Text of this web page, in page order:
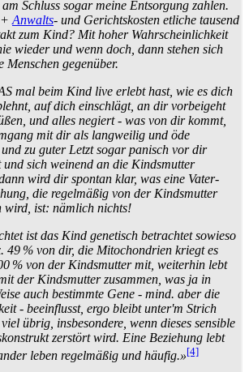
Schluss sogar meine Entsorgung zahlen.
+ Anwalts- und Gerichts­kosten etliche tausend
zum Kind? Mit hoher Wahrscheinlichkeit
wieder und wenn doch, dann stehen sich
Menschen gegenüber.
mal beim Kind live erlebt hast, wie es dich
auf dich einschlägt, an dir vorbeigeht
und alles negiert - was von dir kommt,
mit dir als langweilig und öde
zu guter Letzt sogar panisch vor dir
und sich weinend an die Kindsmutter
wird dir spontan klar, was eine Vater-
die regelmäßig von der Kindsmutter
wird, ist: nämlich nichts!
ist das Kind genetisch betrachtet sowieso
49 % von dir, die Mitochondrien kriegt es
% von der Kindsmutter mit, weiterhin lebt
der Kindsmutter zusammen, was ja in
auch bestimmte Gene - mind. aber die
- beeinflusst, ergo bleibt unter'm Strich
übrig, insbesondere, wenn dieses sensible
zerstört wird. Eine Beziehung lebt
leben regelmäßig und häufig.»[4]